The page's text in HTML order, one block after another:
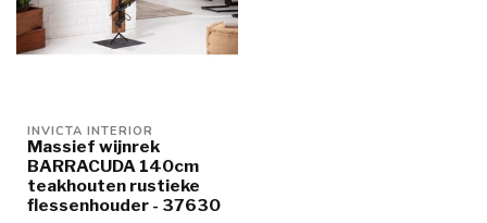
INVICTA INTERIOR
Massief wijnrek
BARRACUDA 140cm
teakhouten rustieke
flessenhouder - 37630